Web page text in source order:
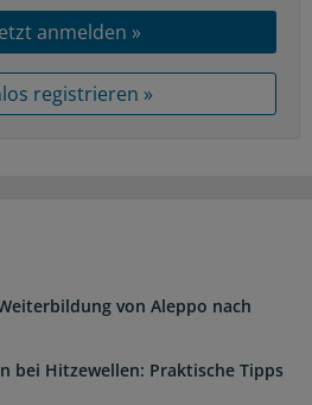
anmelden »
registrieren »
von Aleppo nach
bei Hitzewellen: Praktische Tipps